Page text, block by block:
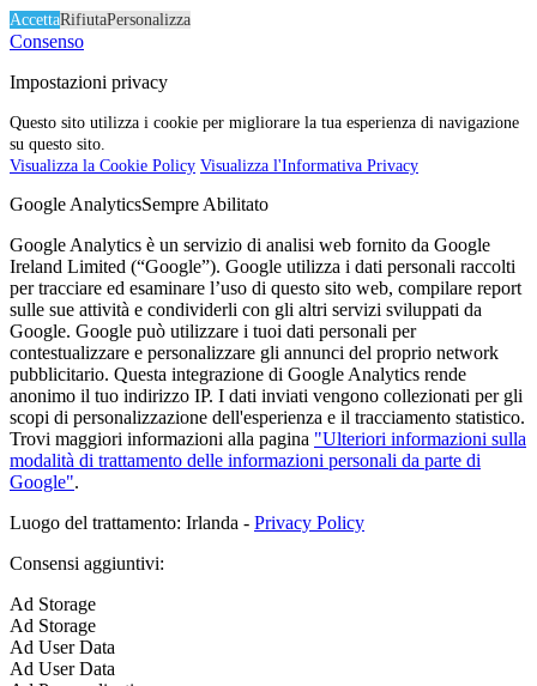
AccettaRifiutaPersonalizza
Consenso
Impostazioni privacy
Questo sito utilizza i cookie per migliorare la tua esperienza di navigazione
su questo sito.
Visualizza la Cookie Policy Visualizza l'Informativa Privacy
Google AnalyticsSempre Abilitato
Google Analytics è un servizio di analisi web fornito da Google
Ireland Limited (“Google”). Google utilizza i dati personali raccolti
per tracciare ed esaminare l’uso di questo sito web, compilare report
sulle sue attività e condividerli con gli altri servizi sviluppati da
Google. Google può utilizzare i tuoi dati personali per
contestualizzare e personalizzare gli annunci del proprio network
pubblicitario. Questa integrazione di Google Analytics rende
anonimo il tuo indirizzo IP. I dati inviati vengono collezionati per gli
scopi di personalizzazione dell'esperienza e il tracciamento statistico.
Trovi maggiori informazioni alla pagina "Ulteriori informazioni sulla
modalità di trattamento delle informazioni personali da parte di
Google".
Luogo del trattamento: Irlanda - Privacy Policy
Consensi aggiuntivi:
Ad Storage
Ad Storage
Ad User Data
Ad User Data